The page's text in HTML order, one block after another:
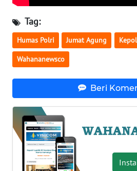
Tag:
Humas Polri Jumat Agung
Wahananewsco
Beri
SULTENG
WN
SULBAR
BABEL
WN
SUMBAR
WN